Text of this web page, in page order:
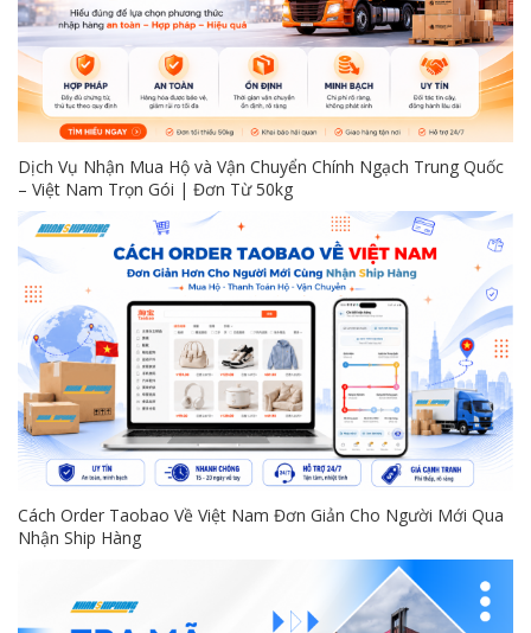
Dịch Vụ Nhận Mua Hộ và Vận Chuyển Chính Ngạch Trung Quốc
– Việt Nam Trọn Gói | Đơn Từ 50kg
Cách Order Taobao Về Việt Nam Đơn Giản Cho Người Mới Qua
Nhận Ship Hàng